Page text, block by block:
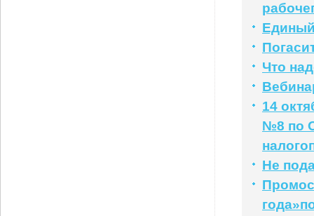
Что
14
№8 по
Не